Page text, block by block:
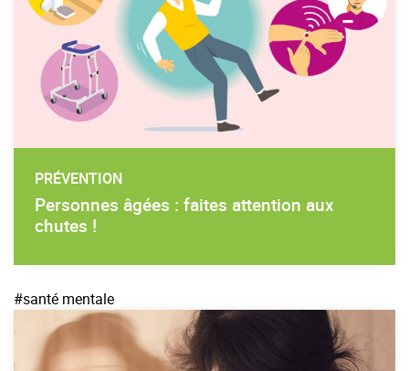
PRÉVENTION
Personnes âgées : faites attention aux
chutes !
#santé mentale